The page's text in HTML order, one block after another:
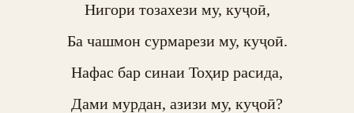
Нигори тозахези му, куҷоӣ,
Ба чашмон сурмарези му, куҷоӣ.
Нафас бар синаи Тоҳир расида,
Дами мурдан, азизи му, куҷоӣ?